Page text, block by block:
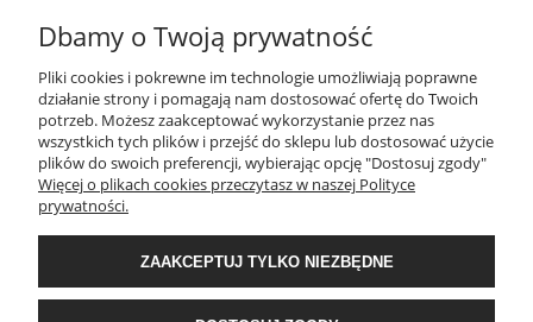
KONTAKT
MOJE KONTO
DOSTAWA I PŁATNOŚĆ
Dbamy o Twoją prywatność
Pliki cookies i pokrewne im technologie umożliwiają poprawne
działanie strony i pomagają nam dostosować ofertę do Twoich
potrzeb. Możesz zaakceptować wykorzystanie przez nas
wszystkich tych plików i przejść do sklepu lub dostosować użycie
plików do swoich preferencji, wybierając opcję "Dostosuj zgody"
Więcej o plikach cookies przeczytasz w naszej Polityce
prywatności.
ZAAKCEPTUJ TYLKO NIEZBĘDNE